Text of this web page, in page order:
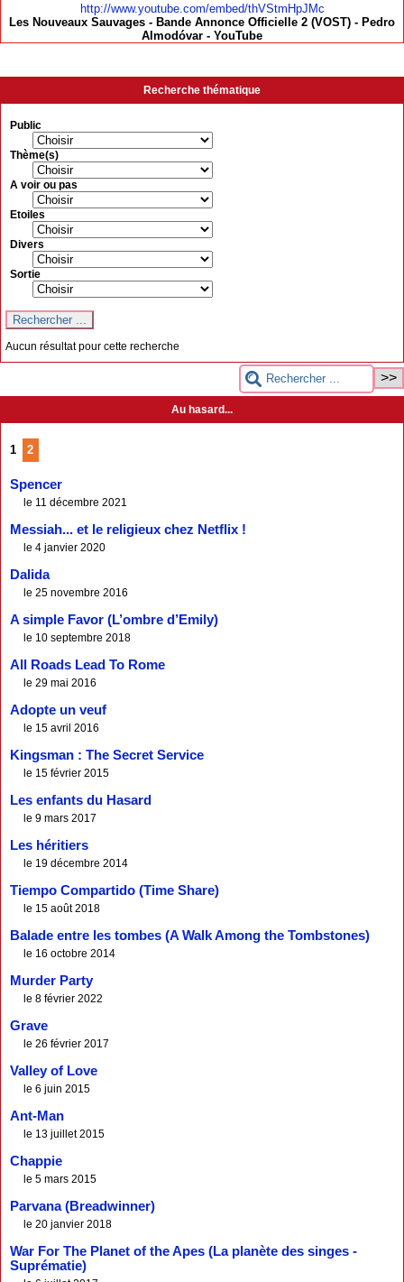
http://www.youtube.com/embed/thVStmHpJMc
Les Nouveaux Sauvages - Bande Annonce Officielle 2 (VOST) - Pedro
Almodóvar - YouTube
Recherche thématique
Public
Thème(s)
A voir ou pas
Etoiles
Divers
Sortie
Aucun résultat pour cette recherche
Au hasard...
1 2
Spencer
le 11 décembre 2021
Messiah... et le religieux chez Netflix !
le 4 janvier 2020
Dalida
le 25 novembre 2016
A simple Favor (L’ombre d’Emily)
le 10 septembre 2018
All Roads Lead To Rome
le 29 mai 2016
Adopte un veuf
le 15 avril 2016
Kingsman : The Secret Service
le 15 février 2015
Les enfants du Hasard
le 9 mars 2017
Les héritiers
le 19 décembre 2014
Tiempo Compartido (Time Share)
le 15 août 2018
Balade entre les tombes (A Walk Among the Tombstones)
le 16 octobre 2014
Murder Party
le 8 février 2022
Grave
le 26 février 2017
Valley of Love
le 6 juin 2015
Ant-Man
le 13 juillet 2015
Chappie
le 5 mars 2015
Parvana (Breadwinner)
le 20 janvier 2018
War For The Planet of the Apes (La planète des singes -
Suprématie)